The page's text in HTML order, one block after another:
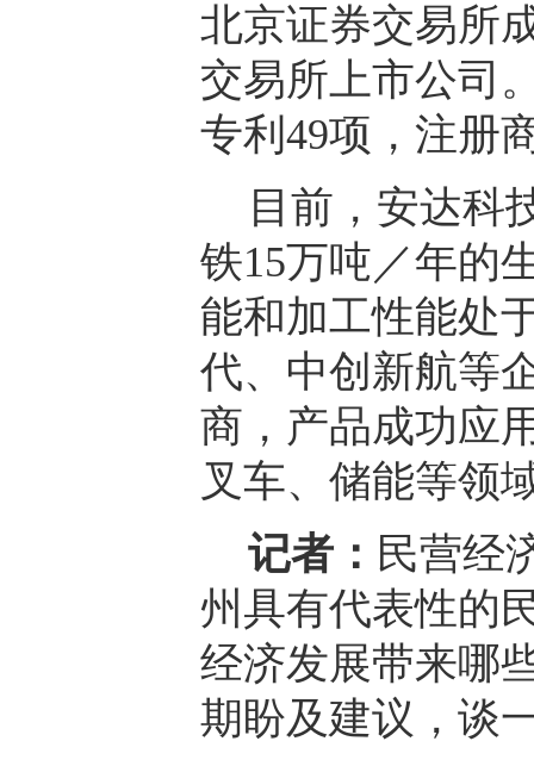
北京证券交易所
交易所上市公司
专利49项，注册
目前，安达科
铁15万吨／年的
能和加工性能处
代、中创新航等
商，产品成功应
叉车、储能等领
记者： 民营经
州具有代表性的
经济发展带来哪
期盼及建议，谈